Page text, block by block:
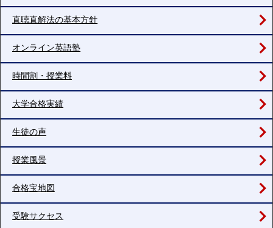
直聴直解法の基本方針
オンライン英語塾
時間割・授業料
大学合格実績
生徒の声
授業風景
合格宝地図
受験サクセス